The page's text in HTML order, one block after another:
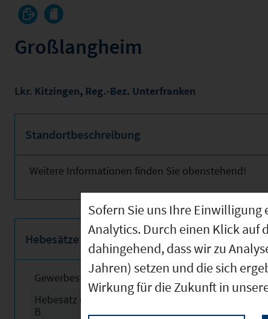
Großlangheim
Lkr. Kitzingen, Reg.-Bez. Unterfranken
Standortbeschreibung
Weitere Informationen finden Sie obenstehend!
Hebesätze
Gewerbesteuerhebesatz
Hebesatz der Grundsteuer
B
Sofern Sie uns Ihre
Analytics. Durch einen Klick auf
dahingehend, dass wir zu
Jahren) setzen und die sich
Wirkung für die Zukunft in